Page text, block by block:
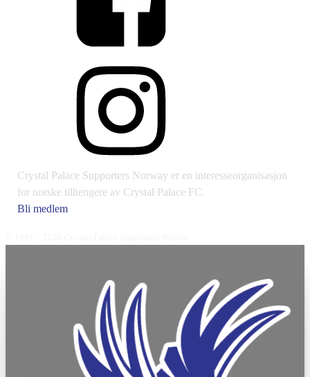
Crystal Palace Supporters Norway er en interesseorganisasjon
for norske tilhengere av Crystal Palace FC.
Bli medlem